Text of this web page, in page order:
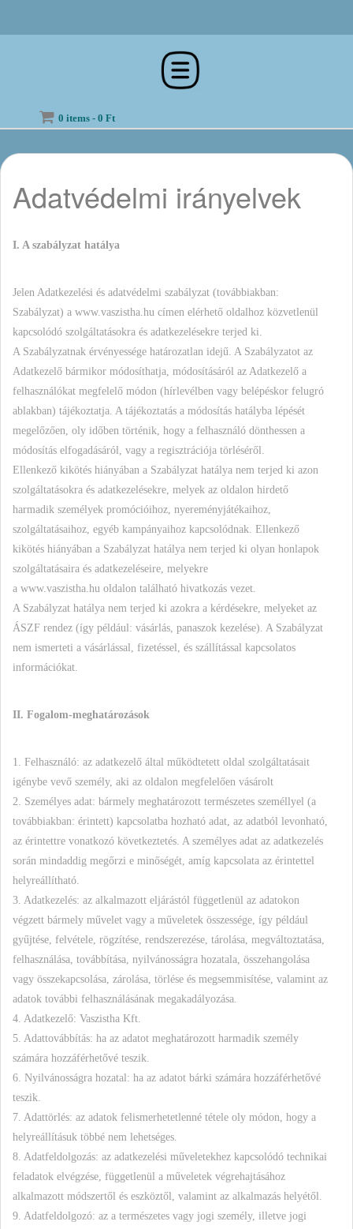
0 items - 0 Ft
Adatvédelmi irányelvek
I. A szabályzat hatálya
Jelen Adatkezelési és adatvédelmi szabályzat (továbbiakban:
Szabályzat) a www.vaszistha.hu címen elérhető oldalhoz közvetlenül
kapcsolódó szolgáltatásokra és adatkezelésekre terjed ki.
A Szabályzatnak érvényessége határozatlan idejű. A Szabályzatot az
Adatkezelő bármikor módosíthatja, módosításáról az Adatkezelő a
felhasználókat megfelelő módon (hírlevélben vagy belépéskor felugró
ablakban) tájékoztatja. A tájékoztatás a módosítás hatályba lépését
megelőzően, oly időben történik, hogy a felhasználó dönthessen a
módosítás elfogadásáról, vagy a regisztrációja törléséről.
Ellenkező kikötés hiányában a Szabályzat hatálya nem terjed ki azon
szolgáltatásokra és adatkezelésekre, melyek az oldalon hirdető
harmadik személyek promócióihoz, nyereményjátékaihoz,
szolgáltatásaihoz, egyéb kampányaihoz kapcsolódnak. Ellenkező
kikötés hiányában a Szabályzat hatálya nem terjed ki olyan honlapok
szolgáltatásaira és adatkezeléseire, melyekre
a www.vaszistha.hu oldalon található hivatkozás vezet.
A Szabályzat hatálya nem terjed ki azokra a kérdésekre, melyeket az
ÁSZF rendez (így például: vásárlás, panaszok kezelése). A Szabályzat
nem ismerteti a vásárlással, fizetéssel, és szállítással kapcsolatos
információkat.
II. Fogalom-meghatározások
1. Felhasználó: az adatkezelő által működtetett oldal szolgáltatásait
igénybe vevő személy, aki az oldalon megfelelően vásárolt
2. Személyes adat: bármely meghatározott természetes személlyel (a
továbbiakban: érintett) kapcsolatba hozható adat, az adatból levonható,
az érintettre vonatkozó következtetés. A személyes adat az adatkezelés
során mindaddig megőrzi e minőségét, amíg kapcsolata az érintettel
helyreállítható.
3. Adatkezelés: az alkalmazott eljárástól függetlenül az adatokon
végzett bármely művelet vagy a műveletek összessége, így például
gyűjtése, felvétele, rögzítése, rendszerezése, tárolása, megváltoztatása,
felhasználása, továbbítása, nyilvánosságra hozatala, összehangolása
vagy összekapcsolása, zárolása, törlése és megsemmisítése, valamint az
adatok további felhasználásának megakadályozása.
4. Adatkezelő: Vaszistha Kft.
5. Adattovábbítás: ha az adatot meghatározott harmadik személy
számára hozzáférhetővé teszik.
6. Nyilvánosságra hozatal: ha az adatot bárki számára hozzáférhetővé
teszik.
7. Adattörlés: az adatok felismerhetetlenné tétele oly módon, hogy a
helyreállításuk többé nem lehetséges.
8. Adatfeldolgozás: az adatkezelési műveletekhez kapcsolódó technikai
feladatok elvégzése, függetlenül a műveletek végrehajtásához
alkalmazott módszertől és eszköztől, valamint az alkalmazás helyétől.
9. Adatfeldolgozó: az a természetes vagy jogi személy, illetve jogi